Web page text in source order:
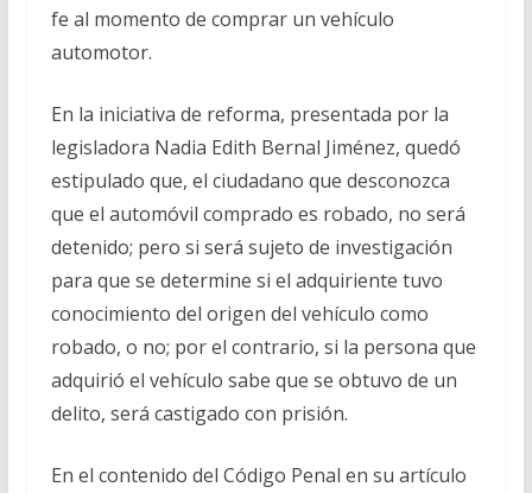
fe al momento de comprar un vehículo
automotor.
En la iniciativa de reforma, presentada por la
legisladora Nadia Edith Bernal Jiménez, quedó
estipulado que, el ciudadano que desconozca
que el automóvil comprado es robado, no será
detenido; pero si será sujeto de investigación
para que se determine si el adquiriente tuvo
conocimiento del origen del vehículo como
robado, o no; por el contrario, si la persona que
adquirió el vehículo sabe que se obtuvo de un
delito, será castigado con prisión.
En el contenido del Código Penal en su artículo